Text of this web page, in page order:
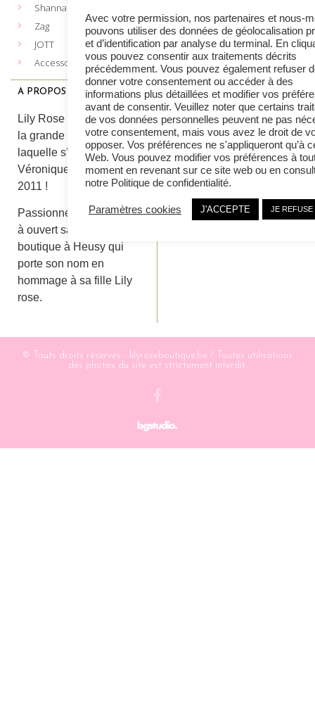
Shanna
Zag
JOTT
Accessoires
Plateforme Européenne de
gestion des litiges du
commerce en ligne
Formulaire de retour
A PROPOS
Lily Rose Boutique, c’est
la grande aventure dans
laquelle s’est lancée
Véronique Petit en avril
2011 !
Passionnée de bijoux, elle
à ouvert sa première
boutique à Heusy qui
porte son nom en
hommage à sa fille Lily
rose.
CONTACT
Lily Rose Heusy
087 64 64 80
Lily Rose Spa
087 45 08 34
Fashion 233 Rittweger
087 45 02 95
Par e-mail
© Touts droits réservés - lilyroseboutique.be / Toutes utilisations
des photos du site est strictement interdit.
Avec votre permission, nos partenaires et nous-
pouvons utiliser des données de géolocalisation
et d’identification par analyse du terminal. En
vous pouvez consentir aux traitements décrits
précédemment. Vous pouvez également refuser
donner votre consentement ou accéder à des
informations plus détaillées et modifier vos
avant de consentir. Veuillez noter que certains
de vos données personnelles peuvent ne pas
votre consentement, mais vous avez le droit de
opposer. Vos préférences ne s'appliqueront qu’à
Web. Vous pouvez modifier vos préférences à
moment en revenant sur ce site web ou en
notre Politique de confidentialité.
Paramètres cookies J'ACCEPTE JE REFUSE